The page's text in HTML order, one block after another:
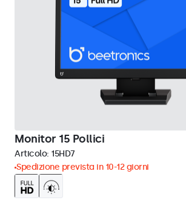
Monitor 15 Pollici
Articolo: 15HD7
Spedizione prevista in 10-12 giorni